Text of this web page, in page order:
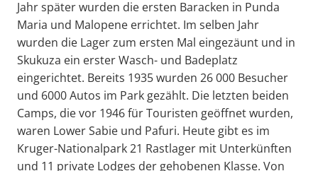
Jahr später wurden die ersten Baracken in Punda
Maria und Malopene errichtet. Im selben Jahr
wurden die Lager zum ersten Mal eingezäunt und in
Skukuza ein erster Wasch- und Badeplatz
eingerichtet. Bereits 1935 wurden 26 000 Besucher
und 6000 Autos im Park gezählt. Die letzten beiden
Camps, die vor 1946 für Touristen geöffnet wurden,
waren Lower Sabie und Pafuri. Heute gibt es im
Kruger-Nationalpark 21 Rastlager mit Unterkünften
und 11 private Lodges der gehobenen Klasse. Von